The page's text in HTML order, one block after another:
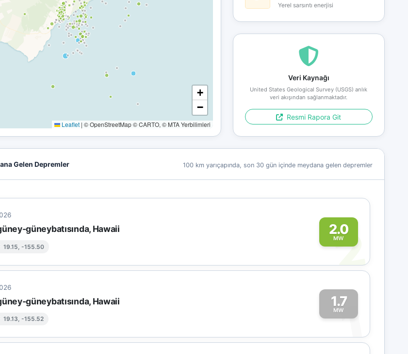
+
−
Leaflet | © OpenStreetMap © CARTO, © MTA Yerbilimleri
Yerel sarsıntı enerjisi
Veri Kaynağı
United States Geological Survey (USGS) anlık
veri akışından sağlanmaktadır.
Resmi Rapora Git
Gelen Depremler 100 km yarıçapında, son 30 gün içinde meydana gelen depremler
güneybatısında, Hawaii
19.15, -155.50
2.0
MW
2
güneybatısında, Hawaii
19.13, -155.52
1.7
MW
1